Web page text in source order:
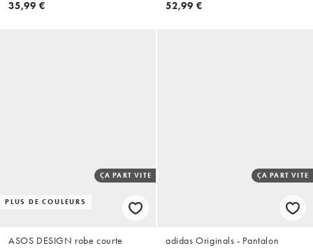
35,99 €
52,99 €
PLUS DE COULEURS
ÇA PART VITE
ASOS DESIGN robe courte
ÇA PART VITE
adidas Originals - Pantalon